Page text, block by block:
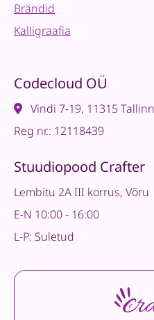
Brändid
Kalligraafia
Codecloud OÜ
Vindi 7-19, 11315 Tallinn
Reg nr.: 12118439
Stuudiopood Crafter
Lembitu 2A III korrus, Võru
E-N 10:00 - 16:00
L-P: Suletud